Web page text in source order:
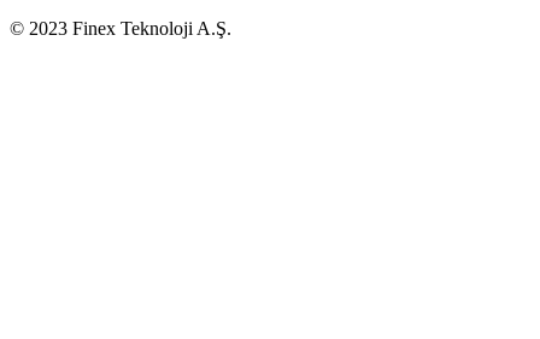
© 2023 Finex Teknoloji A.Ş.